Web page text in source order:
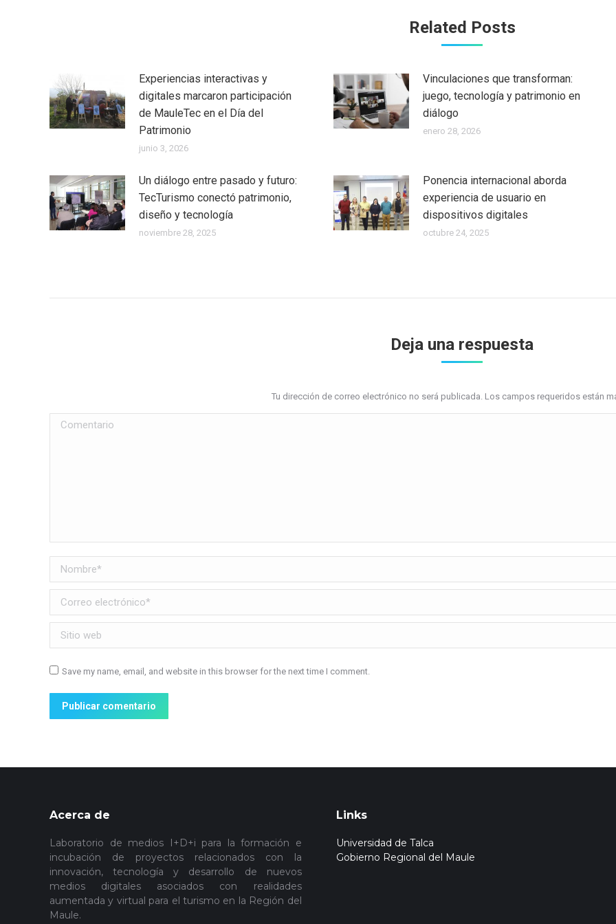
Related Posts
Experiencias interactivas y
digitales marcaron participación
de MauleTec en el Día del
Patrimonio
junio 3, 2026
Vinculaciones que transforman:
juego, tecnología y patrimonio en
diálogo
enero 28, 2026
Un diálogo entre pasado y futuro:
TecTurismo conectó patrimonio,
diseño y tecnología
noviembre 28, 2025
Ponencia internacional aborda
experiencia de usuario en
dispositivos digitales
octubre 24, 2025
Deja una respuesta
Tu dirección de correo electrónico no será publicada. Los campos requeridos están
Comentario
Nombre *
Correo electrónico *
Sitio web
Save my name, email, and website in this browser for the next time I comment.
Publicar comentario
Acerca de
Laboratorio de medios I+D+i para la formación e
incubación de proyectos relacionados con la
innovación, tecnología y desarrollo de nuevos
medios digitales asociados con realidades
aumentada y virtual para el turismo en la Región del
Maule.
Links
Universidad de Talca
Gobierno Regional del Maule